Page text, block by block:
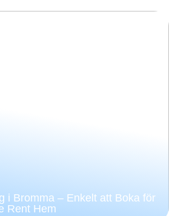
i Bromma – Enkelt att Boka för
Rent Hem